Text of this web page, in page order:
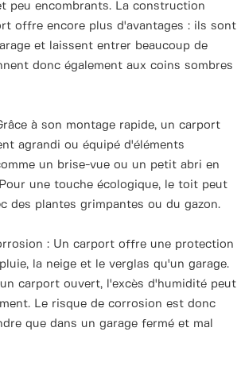
peu encombrants. La construction
offre encore plus d'avantages : ils sont
et laissent entrer beaucoup de
donc également aux coins sombres
à son montage rapide, un carport
agrandi ou équipé d'éléments
un brise-vue ou un petit abri en
une touche écologique, le toit peut
des plantes grimpantes ou du gazon.
: Un carport offre une protection
la neige et le verglas qu'un garage.
un carport ouvert, l'excès d'humidité peut
Le risque de corrosion est donc
que dans un garage fermé et mal